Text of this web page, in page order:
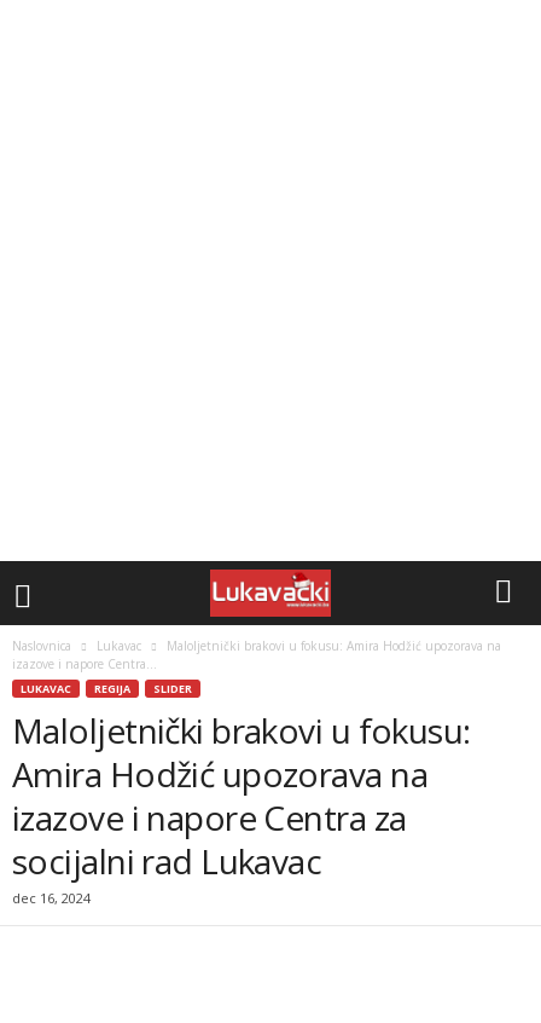
Naslovnica Lukavac
Maloljetnički brakovi u fokusu: Amira Hodžić upozorava na
izazove i napore Centra...
LUKAVAC REGIJA SLIDER
Maloljetnički brakovi u fokusu:
Amira Hodžić upozorava na
izazove i napore Centra za
socijalni rad Lukavac
dec 16, 2024